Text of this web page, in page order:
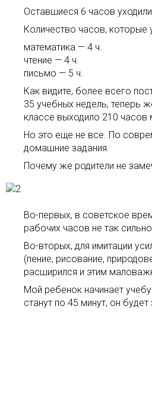
Оставшиеся 6 часов
Количество часов,
математика — 4 ч.
чтение — 4 ч.
письмо — 5 ч.
Как видите, более всего
35 учебных недель, теперь
классе выходило 210 часов
Но это еще не все. По
домашние задания.
Почему же родители не
Во-первых, в советское
рабочих часов не так
Во-вторых, для имитации
(пение, рисование,
расширился и этим
Мой ребенок начинает
станут по 45 минут, он